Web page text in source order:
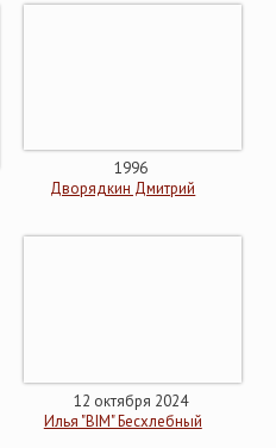
1996
Дворядкин Дмитрий
12 октября 2024
Илья "BIM" Бесхлебный